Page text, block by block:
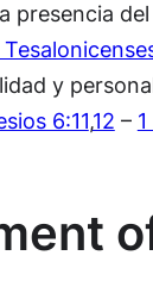
presencia
y
6:11,12 –